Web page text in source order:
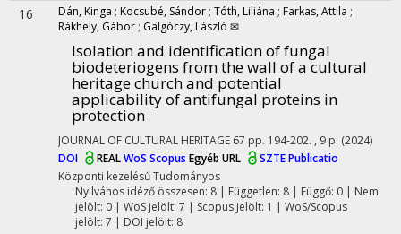
16 Dán, Kinga ; Kocsubé, Sándor ; Tóth, Liliána ; Farkas, Attila ;
Rákhely, Gábor ; Galgóczy, László ✉
Isolation and identification of fungal
biodeteriogens from the wall of a cultural
heritage church and potential
applicability of antifungal proteins in
protection
JOURNAL OF CULTURAL HERITAGE 67 pp. 194-202. , 9 p. (2024)
DOI
REALWoS Scopus Egyéb URL
SZTE Publicatio
Központi kezelésűTudományos
Nyilvános idéző összesen: 8| Független: 8 | Függő: 0 | Nem
jelölt: 0 | WoS jelölt: 7 | Scopus jelölt: 1 | WoS/Scopus
jelölt: 7 | DOI jelölt: 8